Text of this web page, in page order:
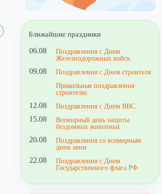
Ближайшие праздники
06.08
Поздравления с Днем
Железнодорожных войск
09.08
Поздравления с Днем строителя
Прикольные поздравления
строителю
12.08 Поздравления с Днем ВВС
15.08
Всемирный день защиты
бездомных животных
20.08
Поздравления со всемирным
днем лени
22.08
Поздравления с Днем
Государственного флага РФ